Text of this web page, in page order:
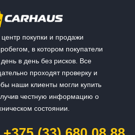
покупки и продажи
в котором покупатели
в день без рисков. Все
проходят проверку и
наши клиенты могли купить
честную информацию о
состоянии.